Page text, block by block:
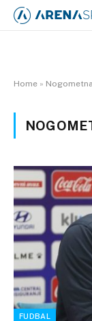
Home »
FUDBAL